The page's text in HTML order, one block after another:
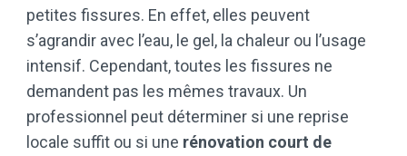
petites fissures. En effet, elles peuvent
s’agrandir avec l’eau, le gel, la chaleur ou l’usage
intensif. Cependant, toutes les fissures ne
demandent pas les mêmes travaux. Un
professionnel peut déterminer si une reprise
locale suffit ou si une rénovation court de